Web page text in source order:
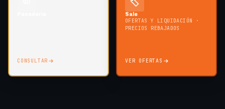
CONSULTAR
Sale
OFERTAS Y LIQUIDACIÓN ·
PRECIOS REBAJADOS
VER OFERTAS